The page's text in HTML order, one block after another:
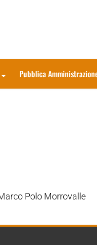
Pubblica
Polo Morrovalle